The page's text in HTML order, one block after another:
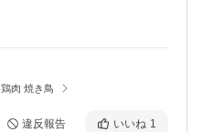
肉 焼き鳥
違反報告 いいね 1